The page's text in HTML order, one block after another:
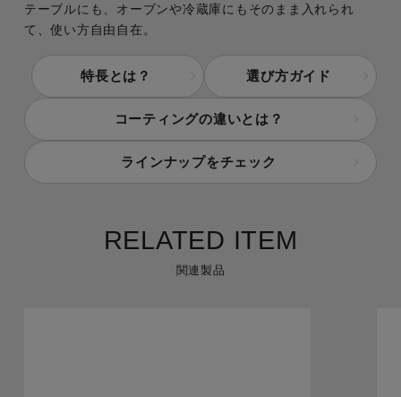
テーブルにも、オーブンや冷蔵庫にもそのまま入れられ
て、使い方自由自在。
特長とは？ 選び方ガイド
コーティングの違いとは？
ラインナップをチェック
関連製品
RELATED ITEM